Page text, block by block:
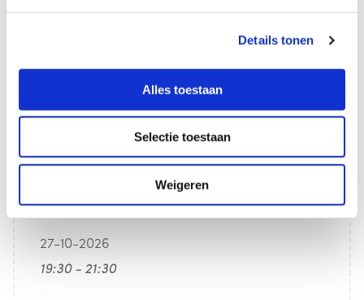
Details tonen
Alles toestaan
Selectie toestaan
Weigeren
Datum/Tijd
27-10-2026
19:30 - 21:30